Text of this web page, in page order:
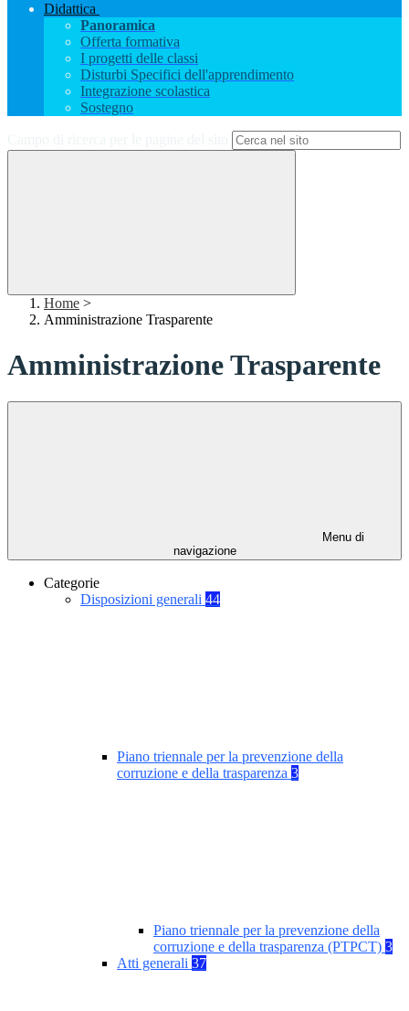
Didattica
Panoramica
Offerta formativa
I progetti delle classi
Disturbi Specifici dell'apprendimento
Integrazione scolastica
Sostegno
Home >
Amministrazione Trasparente
Amministrazione Trasparente
Menu di
navigazione
Categorie
Disposizioni generali 44
Piano triennale per la prevenzione della
corruzione e della trasparenza 3
Piano triennale per la prevenzione della
corruzione e della trasparenza (PTPCT) 3
Atti generali 37